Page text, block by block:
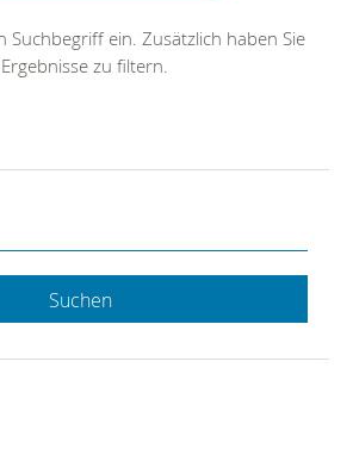
Suchbegriff ein. Zusätzlich haben Sie
zu filtern.
Suchen